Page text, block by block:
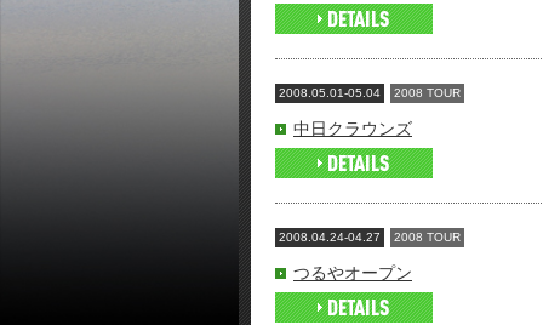
2008.05.01-05.04 2008 TOUR
中日クラウンズ
2008.04.24-04.27 2008 TOUR
つるやオープン